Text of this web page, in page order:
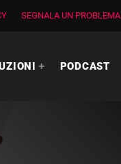
SEGNALA UN PROBLEMA
PODCAST